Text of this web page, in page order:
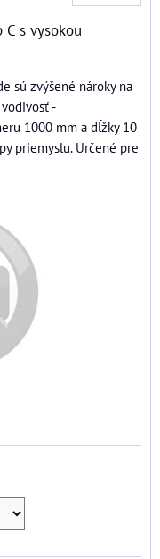
s vysokou
sú zvýšené nároky na
-
1000 mm a dĺžky 10
priemyslu. Určené pre